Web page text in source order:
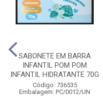
SABONETE EM BARRA
INFANTIL POM POM
INFANTIL HIDRATANTE 70G
Código: 736535
Embalagem: PC/0012/UN